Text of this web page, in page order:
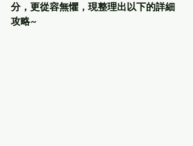
分，更從容無懼，現整理出以下的詳細
攻略~